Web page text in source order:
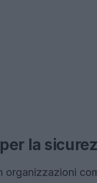
la
organizzazioni